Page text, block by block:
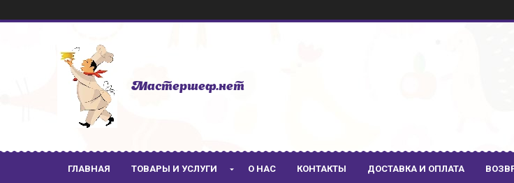
Мастершеф.нет
ГЛАВНАЯ ТОВАРЫ И УСЛУГИ О НАС КОНТАКТЫ ДОСТАВКА И ОПЛАТА